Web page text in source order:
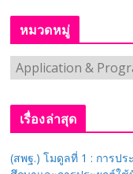
หมวดหมู่
ม
ว
มู่
เรื่องล่าสุด
(สพฐ.) โมดูลที่ 1 : การป